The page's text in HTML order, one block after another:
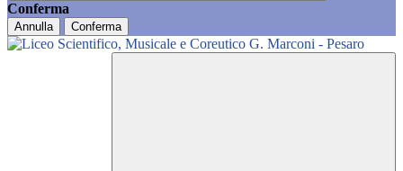
Conferma
Annulla Conferma